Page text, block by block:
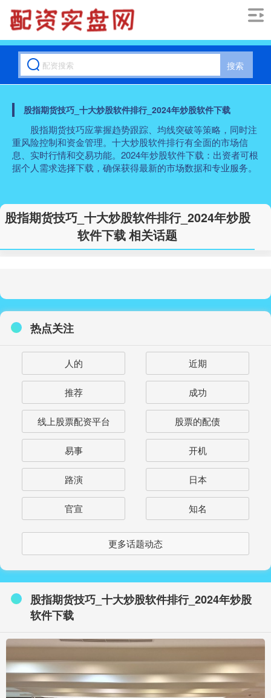
搜索
股指期货技巧_十大炒股软件排行_2024年炒股软件下载
股指期货技巧应掌握趋势跟踪、均线突破等策略，同时注
重风险控制和资金管理。十大炒股软件排行有全面的市场信
息、实时行情和交易功能。2024年炒股软件下载：出资者可根
据个人需求选择下载，确保获得最新的市场数据和专业服务。
股指期货技巧_十大炒股软件排行_2024年炒股
软件下载 相关话题
热点关注
人的 近期
推荐 成功
线上股票配资平台 股票的配债
易事 开机
路演 日本
官宣 知名
更多话题动态
股指期货技巧_十大炒股软件排行_2024年炒股
软件下载